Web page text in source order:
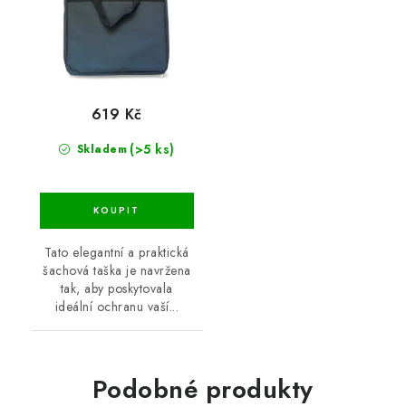
Skladem (>5 ks)
619 Kč
Tato elegantní a praktická
šachová taška je navržena
tak, aby poskytovala
ideální ochranu vaší...
Podobné produkty